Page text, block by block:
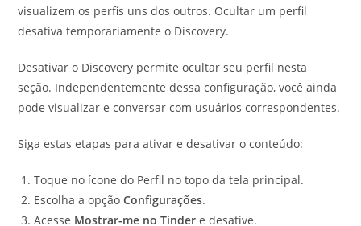
visualizem os perfis uns dos outros. Ocultar um perfil
desativa temporariamente o Discovery.
Desativar o Discovery permite ocultar seu perfil nesta
seção. Independentemente dessa configuração, você ainda
pode visualizar e conversar com usuários correspondentes.
Siga estas etapas para ativar e desativar o conteúdo:
Toque no ícone do Perfil no topo da tela principal.
Escolha a opção Configurações.
Acesse Mostrar-me no Tinder e desative.